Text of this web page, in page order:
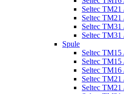
Seltec TM21
Seltec TM21
Seltec TM31
Seltec TM31
Spule
Seltec TM15
Seltec TM15
Seltec TM16
Seltec TM21
Seltec TM21